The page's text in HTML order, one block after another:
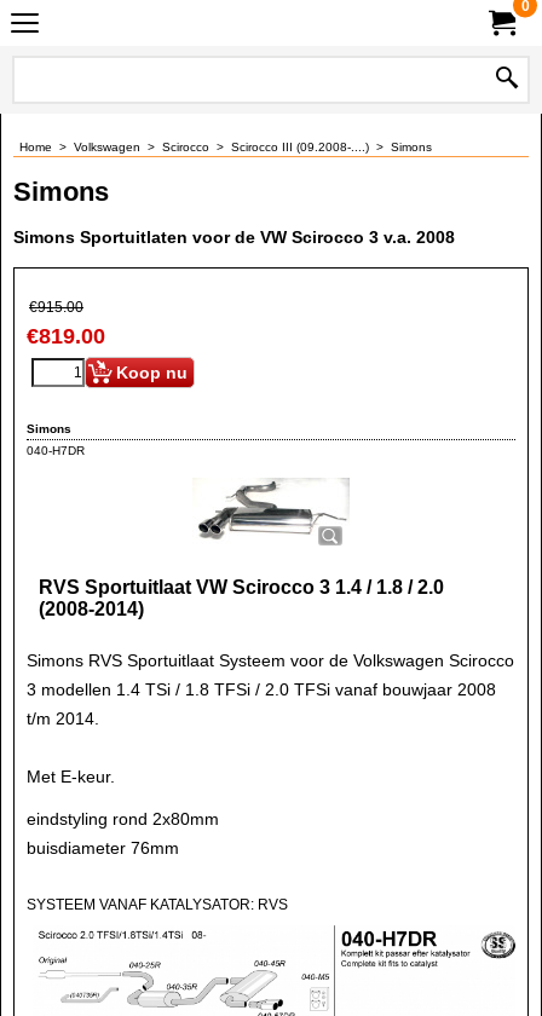
0
Home > Volkswagen > Scirocco > Scirocco III (09.2008-....) > Simons
Simons
Simons Sportuitlaten voor de VW Scirocco 3 v.a. 2008
€915.00
€819.00
Koop nu
Simons
040-H7DR
RVS Sportuitlaat VW Scirocco 3 1.4 / 1.8 / 2.0
(2008-2014)
Simons RVS Sportuitlaat Systeem voor de Volkswagen Scirocco
3 modellen 1.4 TSi / 1.8 TFSi / 2.0 TFSi vanaf bouwjaar 2008
t/m 2014.
Met E-keur.
eindstyling rond 2x80mm
buisdiameter 76mm
SYSTEEM VANAF KATALYSATOR: RVS